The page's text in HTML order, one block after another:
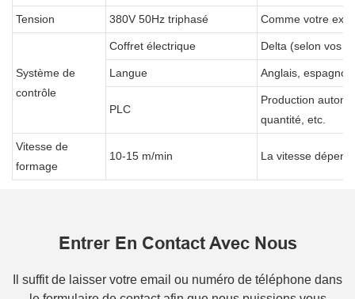
Tension 380V 50Hz triphasé Comme votre
Système de
contrôle
Coffret électrique Delta (selon vos
Langue Anglais,
PLC
Production
quantité, etc.
Vitesse de
formage
10-15 m/min La vitesse
Entrer En Contact Avec Nous
Il suffit de laisser votre email ou numéro de téléphone dans